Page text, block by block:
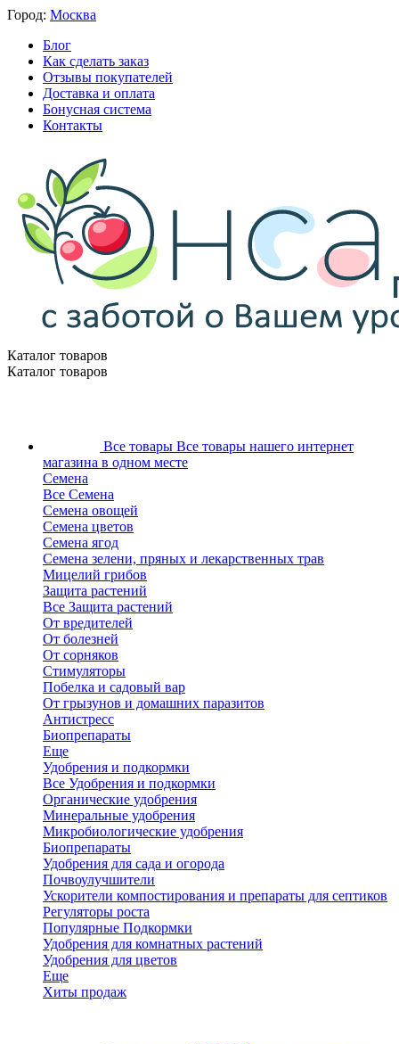
Город: Москва
Блог
Как сделать заказ
Отзывы покупателей
Доставка и оплата
Бонусная система
Контакты
Каталог товаров
Каталог товаров
Все товары Все товары нашего интернет
магазина в одном месте
Семена
Все Семена
Семена овощей
Семена цветов
Семена ягод
Семена зелени, пряных и лекарственных трав
Мицелий грибов
Защита растений
Все Защита растений
От вредителей
От болезней
От сорняков
Стимуляторы
Побелка и садовый вар
От грызунов и домашних паразитов
Антистресс
Биопрепараты
Еще
Удобрения и подкормки
Все Удобрения и подкормки
Органические удобрения
Минеральные удобрения
Микробиологические удобрения
Биопрепараты
Удобрения для сада и огорода
Почвоулучшители
Ускорители компостирования и препараты для септиков
Регуляторы роста
Популярные Подкормки
Удобрения для комнатных растений
Удобрения для цветов
Еще
Хиты продаж